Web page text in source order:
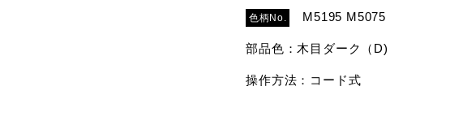
色柄No. M5195 M5075
部品色：木目ダーク（D)
操作方法：コード式